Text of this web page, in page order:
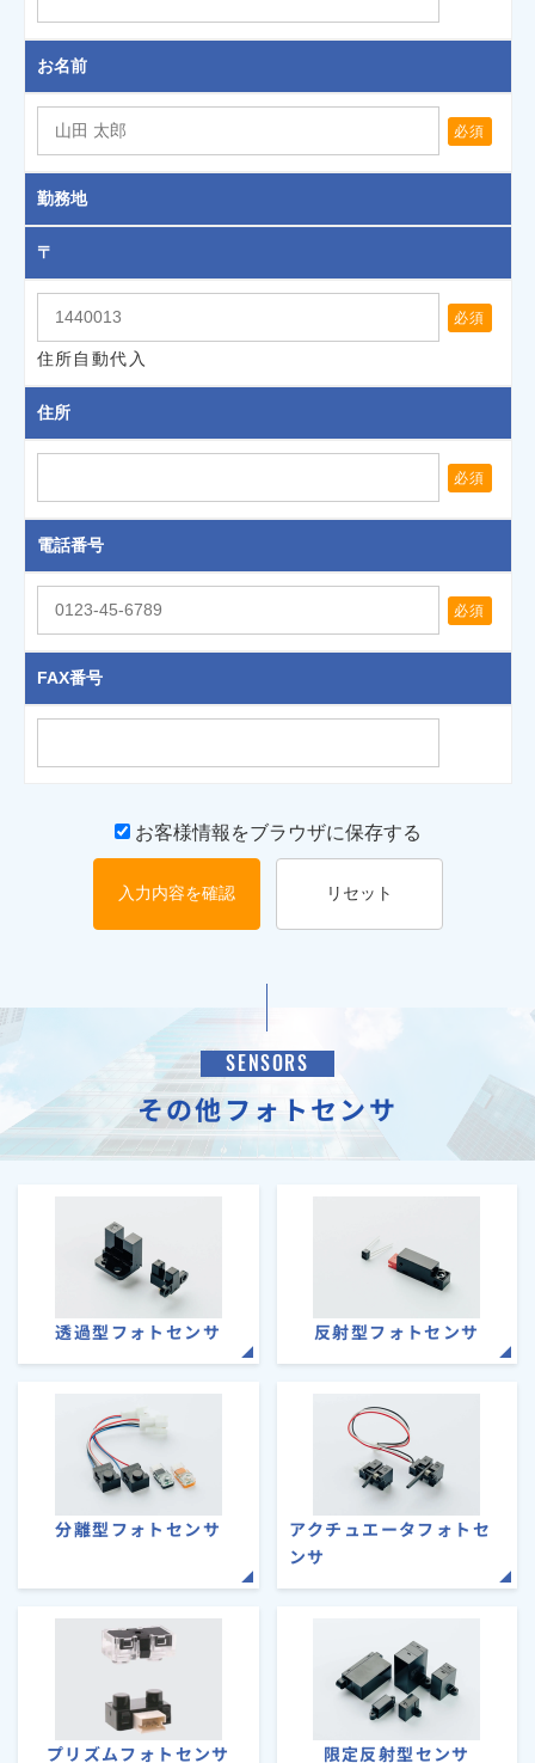
お名前
必須
勤務地
〒
必須
住所自動代入
住所
必須
電話番号
必須
FAX番号
お客様情報をブラウザに保存する
入力内容を確認 リセット
SENSORS
その他フォトセンサ
透過型フォトセンサ 反射型フォトセンサ
分離型フォトセンサ
アクチュエータフォトセ
ンサ
プリズムフォトセンサ 限定反射型センサ